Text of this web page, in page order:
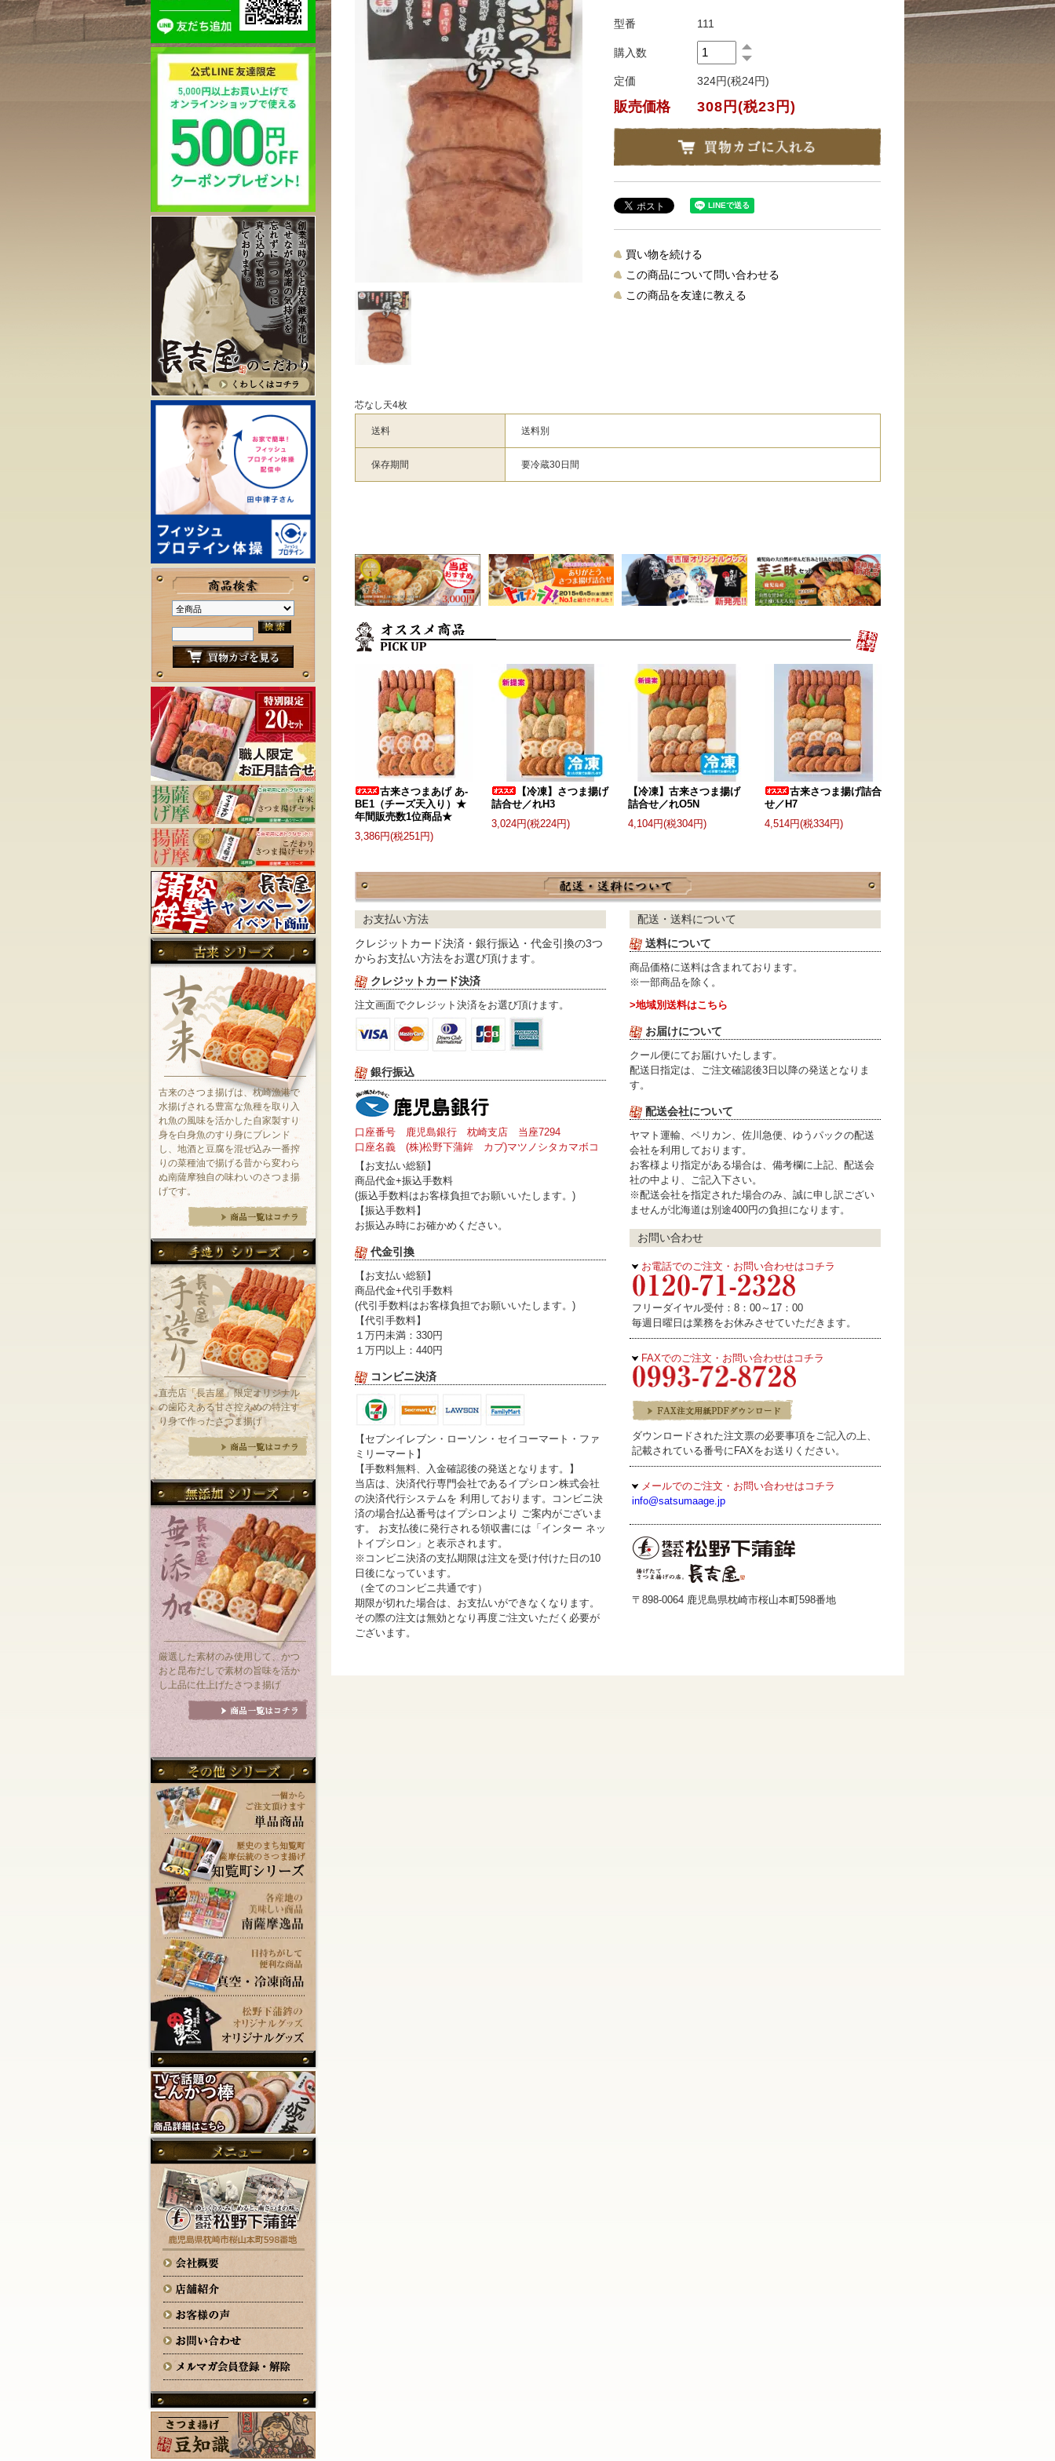
型番 111
購入数
定価 324円(税24円)
販売価格 308円(税23円)
買い物を続ける
この商品について問い合わせる
この商品を友達に教える
芯なし天4枚
送料 送料別
保存期間 要冷蔵30日間
古来さつまあげ あ-
BE1（チーズ天入り）★
年間販売数1位商品★
3,386円(税251円)
【冷凍】さつま揚げ
詰合せ／れH3
3,024円(税224円)
【冷凍】古来さつま揚げ
詰合せ／れO5N
4,104円(税304円)
古来さつま揚げ詰合
せ／H7
4,514円(税334円)
お支払い方法
クレジットカード決済・銀行振込・代金引換の3つ
からお支払い方法をお選び頂けます。
クレジットカード決済
注文画面でクレジット決済をお選び頂けます。
銀行振込
口座番号 鹿児島銀行 枕崎支店 当座7294
口座名義 (株)松野下蒲鉾 カブ)マツノシタカマボコ
【お支払い総額】
商品代金+振込手数料
(振込手数料はお客様負担でお願いいたします。)
【振込手数料】
お振込み時にお確かめください。
代金引換
【お支払い総額】
商品代金+代引手数料
(代引手数料はお客様負担でお願いいたします。)
【代引手数料】
１万円未満：330円
１万円以上：440円
コンビニ決済
【セブンイレブン・ローソン・セイコーマート・ファ
ミリーマート】
【手数料無料、入金確認後の発送となります。】
当店は、決済代行専門会社であるイプシロン株式会社
の決済代行システムを 利用しております。コンビニ決
済の場合払込番号はイプシロンより ご案内がございま
す。 お支払後に発行される領収書には「インター ネッ
トイプシロン」と表示されます。
※コンビニ決済の支払期限は注文を受け付けた日の10
日後になっています。
（全てのコンビニ共通です）
期限が切れた場合は、お支払いができなくなります。
その際の注文は無効となり再度ご注文いただく必要が
ございます。
配送・送料について
送料について
商品価格に送料は含まれております。
※一部商品を除く。
>地域別送料はこちら
お届けについて
クール便にてお届けいたします。
配送日指定は、ご注文確認後3日以降の発送となりま
す。
配送会社について
ヤマト運輸、ペリカン、佐川急便、ゆうパックの配送
会社を利用しております。
お客様より指定がある場合は、備考欄に上記、配送会
社の中より、ご記入下さい。
※配送会社を指定された場合のみ、誠に申し訳ござい
ませんが北海道は別途400円の負担になります。
お問い合わせ
お電話でのご注文・お問い合わせはコチラ
フリーダイヤル受付：8：00～17：00
毎週日曜日は業務をお休みさせていただきます。
FAXでのご注文・お問い合わせはコチラ
ダウンロードされた注文票の必要事項をご記入の上、
記載されている番号にFAXをお送りください。
メールでのご注文・お問い合わせはコチラ
info@satsumaage.jp
〒898-0064 鹿児島県枕崎市桜山本町598番地
古来のさつま揚げは、枕崎漁港で
水揚げされる豊富な魚種を取り入
れ魚の風味を活かした自家製すり
身を白身魚のすり身にブレンド
し、地酒と豆腐を混ぜ込み一番搾
りの菜種油で揚げる昔から変わら
ぬ南薩摩独自の味わいのさつま揚
げです。
直売店「長吉屋」限定オリジナル
の歯応えある甘さ控えめの特注す
り身で作ったさつま揚げ
厳選した素材のみ使用して、かつ
おと昆布だしで素材の旨味を活か
し上品に仕上げたさつま揚げ